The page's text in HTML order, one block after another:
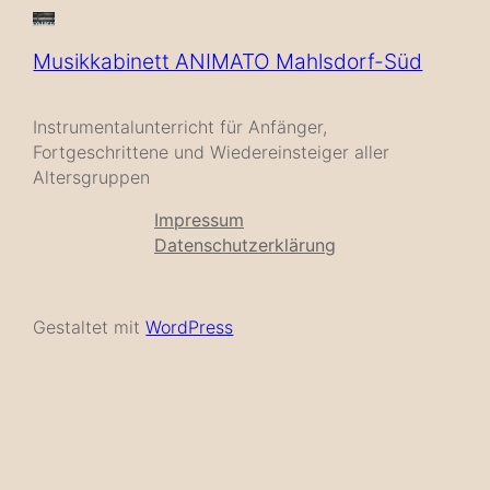
Musikkabinett ANIMATO Mahlsdorf-Süd
Instrumentalunterricht für Anfänger,
Fortgeschrittene und Wiedereinsteiger aller
Altersgruppen
Impressum
Datenschutzerklärung
Gestaltet mitWordPress